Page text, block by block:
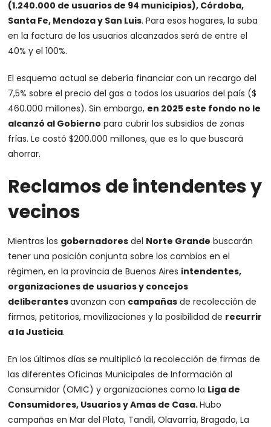
(1.240.000 de usuarios de 94 municipios), Córdoba,
Santa Fe, Mendoza y San Luis. Para esos hogares, la suba
en la factura de los usuarios alcanzados será de entre el
40% y el 100%.
El esquema actual se debería financiar con un recargo del
7,5% sobre el precio del gas a todos los usuarios del país ($
460.000 millones). Sin embargo, en 2025 este fondo no le
alcanzó al Gobierno para cubrir los subsidios de zonas
frías. Le costó $200.000 millones, que es lo que buscará
ahorrar.
Reclamos de intendentes y
vecinos
Mientras los gobernadores del Norte Grande buscarán
tener una posición conjunta sobre los cambios en el
régimen, en la provincia de Buenos Aires intendentes,
organizaciones de usuarios y concejos
deliberantesavanzan con campañas de recolección de
firmas, petitorios, movilizaciones y la posibilidad de recurrir
a la Justicia.
En los últimos días se multiplicó la recolección de firmas de
las diferentes Oficinas Municipales de Información al
Consumidor (OMIC) y organizaciones como la Liga de
Consumidores, Usuarios y Amas de Casa.Hubo
campañas en Mar del Plata, Tandil, Olavarría, Bragado, La